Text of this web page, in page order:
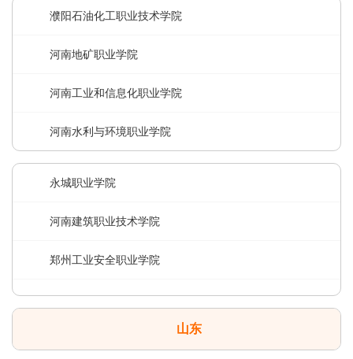
濮阳石油化工职业技术学院
河南地矿职业学院
河南工业和信息化职业学院
河南水利与环境职业学院
永城职业学院
河南建筑职业技术学院
郑州工业安全职业学院
山东